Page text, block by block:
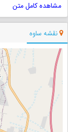
مشاهده کامل متن
نقشه ساوه